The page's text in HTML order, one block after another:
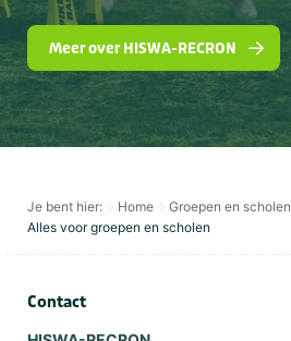
Meer over HISWA-RECRON
Je bent hier: Home
Groepen en scholen
Alles voor groepen en scholen
Contact